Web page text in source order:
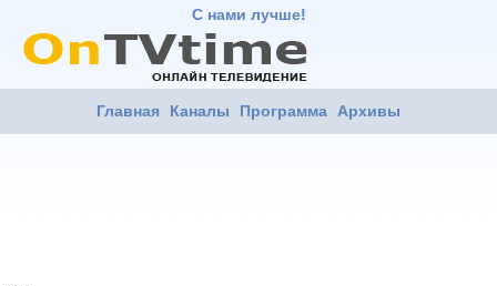
С нами лучше!
Главная Каналы Программа Архивы